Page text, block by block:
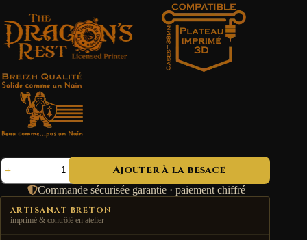
quantité
de
Salle
du
gouffre
sans
Ajouter à la besace
Commande sécurisée garantie · paiement chiffré
ARTISANAT BRETON
imprimé & contrôlé en atelier